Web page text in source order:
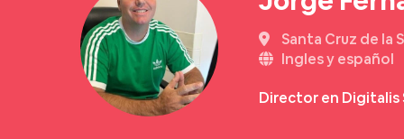
Santa Cruz de la
Ingles y español
Director en Digitalis